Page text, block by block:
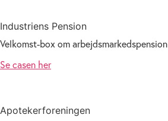
Industriens Pension
Velkomst-box om arbejdsmarkedspension
Se casen her
Apotekerforeningen